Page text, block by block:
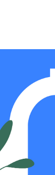
SYNERGIES
LA MÉDIATHÈQUE